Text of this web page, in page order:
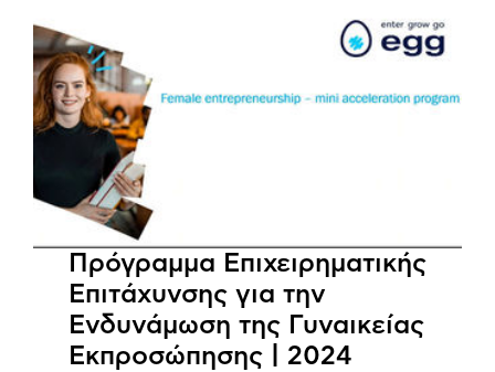
Πρόγραμμα Επιχειρηματικής
Επιτάχυνσης για την
Ενδυνάμωση της Γυναικείας
Εκπροσώπησης | 2024